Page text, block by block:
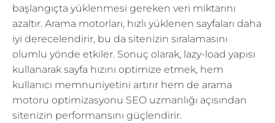
başlangıçta yüklenmesi gereken veri miktarını
azaltır. Arama motorları, hızlı yüklenen sayfaları daha
iyi derecelendirir, bu da sitenizin sıralamasını
olumlu yönde etkiler. Sonuç olarak, lazy-load yapısı
kullanarak sayfa hızını optimize etmek, hem
kullanıcı memnuniyetini artırır hem de arama
motoru optimizasyonu SEO uzmanlığı açısından
sitenizin performansını güçlendirir.